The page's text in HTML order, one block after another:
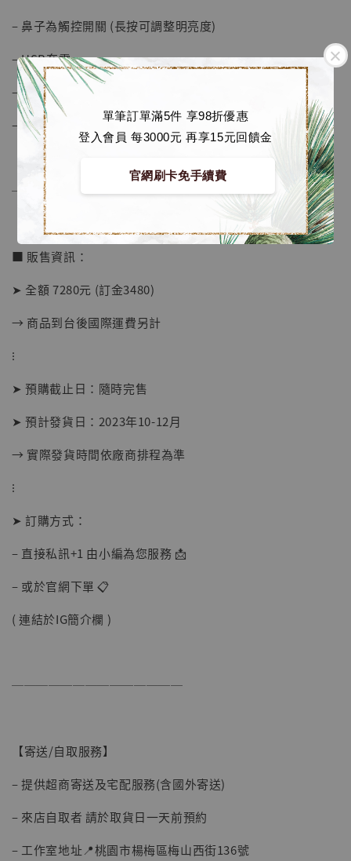
單筆訂單滿5件 享98折優惠
登入會員 每3000元 再享15元回饋金
官網刷卡免手續費
子彈飛 鵝城縣長 張麻子 [BK01]
– 鼻子為觸控開關 (長按可調整明亮度)
– USB充電
– 電量可續航約8-10小時
– Disney官方授權
──────────────
■ 販售資訊：
➤ 全額 7280元 (訂金3480)
→ 商品到台後國際運費另計
⁝
➤ 預購截止日：隨時完售
➤ 預計發貨日：2023年10-12月
→ 實際發貨時間依廠商排程為準
⁝
➤ 訂購方式：
– 直接私訊+1 由小編為您服務 📩
– 或於官網下單 📋
( 連結於IG簡介欄 )
──────────────
【寄送/自取服務】
– 提供超商寄送及宅配服務(含國外寄送)
– 來店自取者 請於取貨日一天前預約
– 工作室地址📍桃園市楊梅區梅山西街136號